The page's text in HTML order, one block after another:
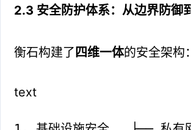
2.3 安全防护体系：从边界防御
衡石构建了 四维一体的安全架构：
text